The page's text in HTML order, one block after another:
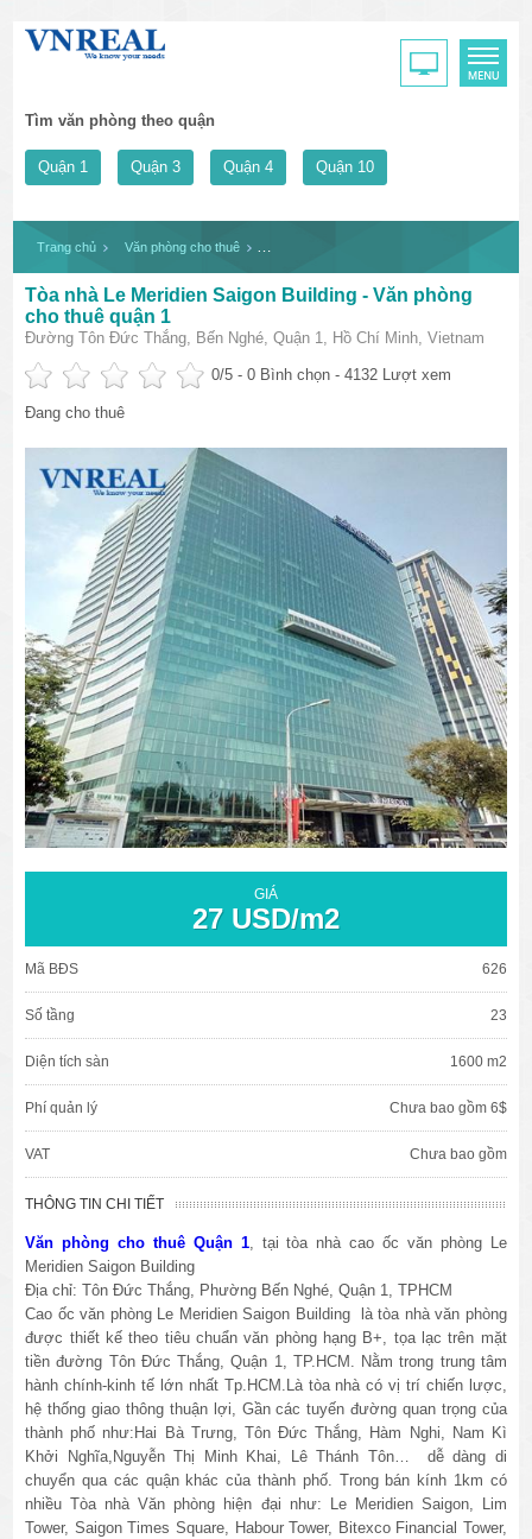
Tìm văn phòng theo quận
Quận 1 Quận 3 Quận 4 Quận 10
Trang chủ Văn phòng cho thuê
Tòa nhà Le Meridien Saigon Building - Văn phòng
cho thuê quận 1
Đường Tôn Đức Thắng, Bến Nghé, Quận 1, Hồ Chí Minh, Vietnam
0/5 -0 Bình chọn - 4132 Lượt xem
Đang cho thuê
GIÁ
27 USD/m2
Mã BĐS 626
Số tầng 23
Diện tích sàn 1600 m2
Phí quản lý Chưa bao gồm 6$
VAT Chưa bao gồm
THÔNG TIN CHI TIẾT
Văn phòng cho thuê Quận 1, tại tòa nhà cao ốc văn phòng Le
Meridien Saigon Building
Địa chỉ: Tôn Đức Thắng, Phường Bến Nghé, Quận 1, TPHCM
Cao ốc văn phòng Le Meridien Saigon Building là tòa nhà văn phòng
được thiết kế theo tiêu chuẩn văn phòng hạng B+, tọa lạc trên mặt
tiền đường Tôn Đức Thắng, Quận 1, TP.HCM. Nằm trong trung tâm
hành chính-kinh tế lớn nhất Tp.HCM.Là tòa nhà có vị trí chiến lược,
hệ thống giao thông thuận lợi, Gần các tuyến đường quan trọng của
thành phố như:Hai Bà Trưng, Tôn Đức Thắng, Hàm Nghi, Nam Kì
Khởi Nghĩa,Nguyễn Thị Minh Khai, Lê Thánh Tôn… dễ dàng di
chuyển qua các quận khác của thành phố. Trong bán kính 1km có
nhiều Tòa nhà Văn phòng hiện đại như: Le Meridien Saigon, Lim
Tower, Saigon Times Square, Habour Tower, Bitexco Financial Tower,
văn phòng cho thuê quận 3
văn phòng quận 1
văn phòng quận 3
cao ốc văn phòng quận 1
cao ốc văn phòng quận 3